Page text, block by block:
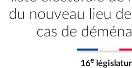
du nouveau lieu
cas de
16e